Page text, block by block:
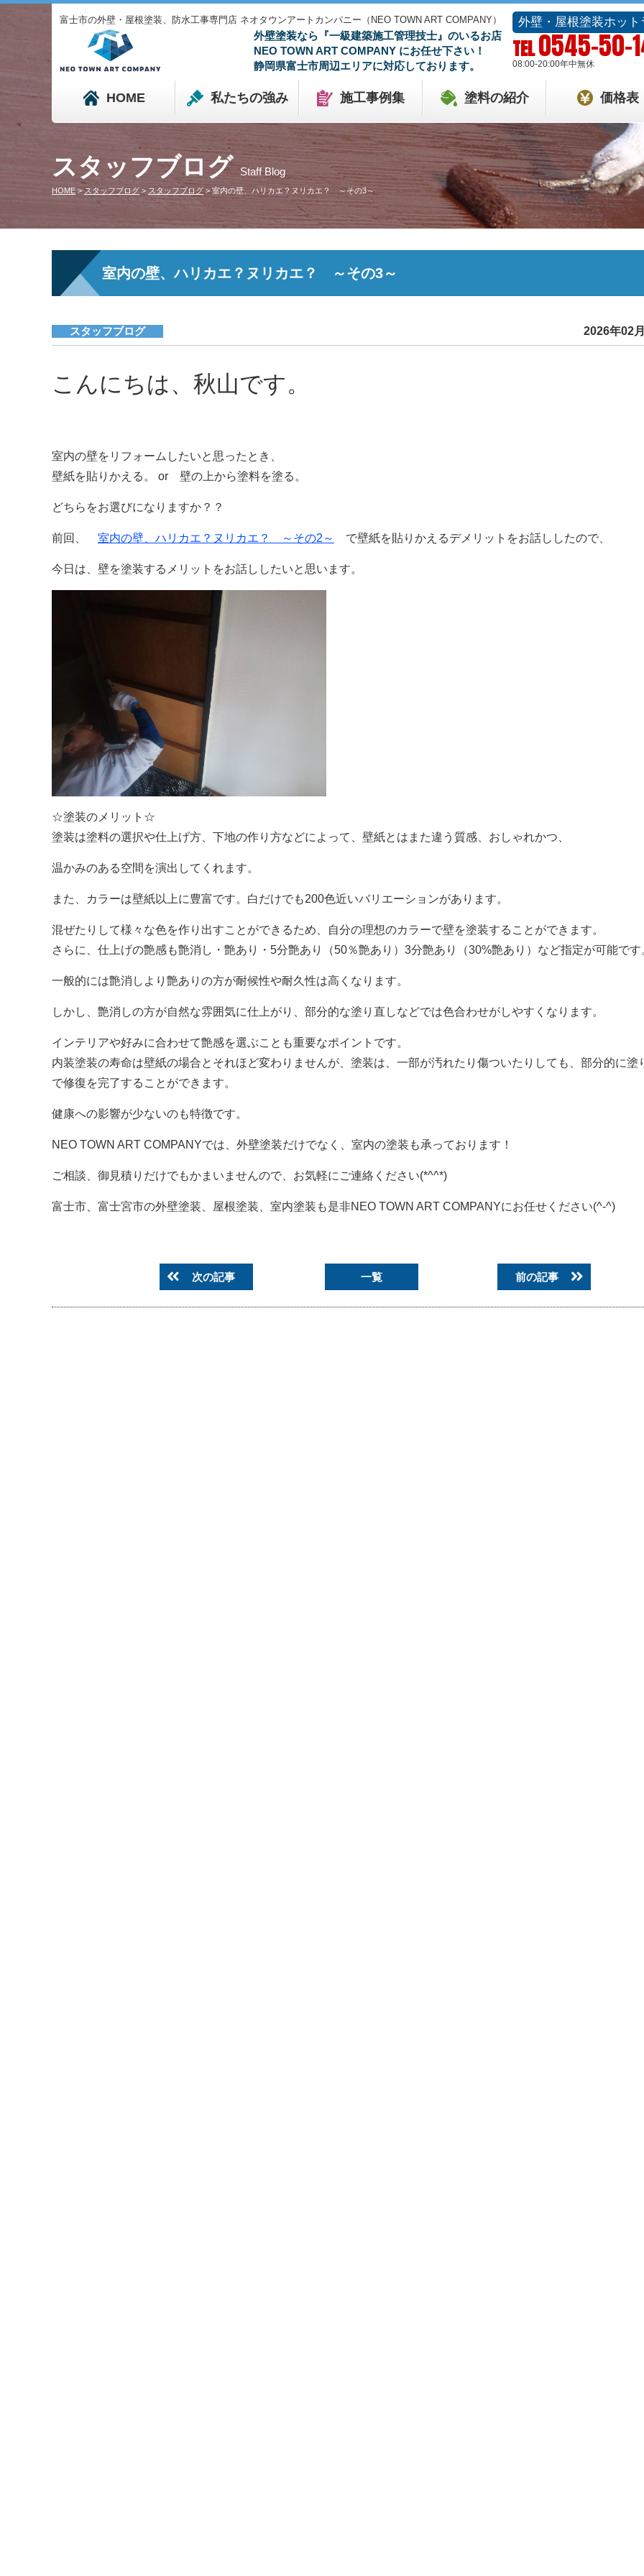
富士市の外壁・屋根塗装、防水工事専門店 ネオタウンアートカンパニー（NEO TOWN ART COMPANY）
外壁塗装なら『一級建築施工管理技士』のいるお店
NEO TOWN ART COMPANY にお任せ下さい！
静岡県富士市周辺エリアに対応しております。
外壁・屋根塗装ホット
TEL0545-50-
08:00-20:00年中無休
HOME 私たちの強み 施工事例集 塗料の紹介 価格表
スタッフブログStaff Blog
HOME > スタッフブログ > スタッフブログ>室内の壁、ハリカエ？ヌリカエ？ ～その3～
室内の壁、ハリカエ？ヌリカエ？ ～その3～
スタッフブログ 2026年02
こんにちは、秋山です。
室内の壁をリフォームしたいと思ったとき、
壁紙を貼りかえる。 or 壁の上から塗料を塗る。
どちらをお選びになりますか？？
前回、 室内の壁、ハリカエ？ヌリカエ？ ～その2～ で壁紙を貼りかえるデメリットをお話ししたので、
今日は、壁を塗装するメリットをお話ししたいと思います。
☆塗装のメリット☆
塗装は塗料の選択や仕上げ方、下地の作り方などによって、壁紙とはまた違う質感、おしゃれかつ、
温かみのある空間を演出してくれます。
また、カラーは壁紙以上に豊富です。白だけでも200色近いバリエーションがあります。
混ぜたりして様々な色を作り出すことができるため、自分の理想のカラーで壁を塗装することができます。
さらに、仕上げの艶感も艶消し・艶あり・5分艶あり（50％艶あり）3分艶あり（30%艶あり）など指定が可能です
一般的には艶消しより艶ありの方が耐候性や耐久性は高くなります。
しかし、艶消しの方が自然な雰囲気に仕上がり、部分的な塗り直しなどでは色合わせがしやすくなります。
インテリアや好みに合わせて艶感を選ぶことも重要なポイントです。
内装塗装の寿命は壁紙の場合とそれほど変わりませんが、塗装は、一部が汚れたり傷ついたりしても、部分的に塗
で修復を完了することができます。
健康への影響が少ないのも特徴です。
NEO TOWN ART COMPANYでは、外壁塗装だけでなく、室内の塗装も承っております！
ご相談、御見積りだけでもかまいませんので、お気軽にご連絡ください(*^^*)
富士市、富士宮市の外壁塗装、屋根塗装、室内塗装も是非NEO TOWN ART COMPANYにお任せください(^-^)
次の記事 一覧 前の記事